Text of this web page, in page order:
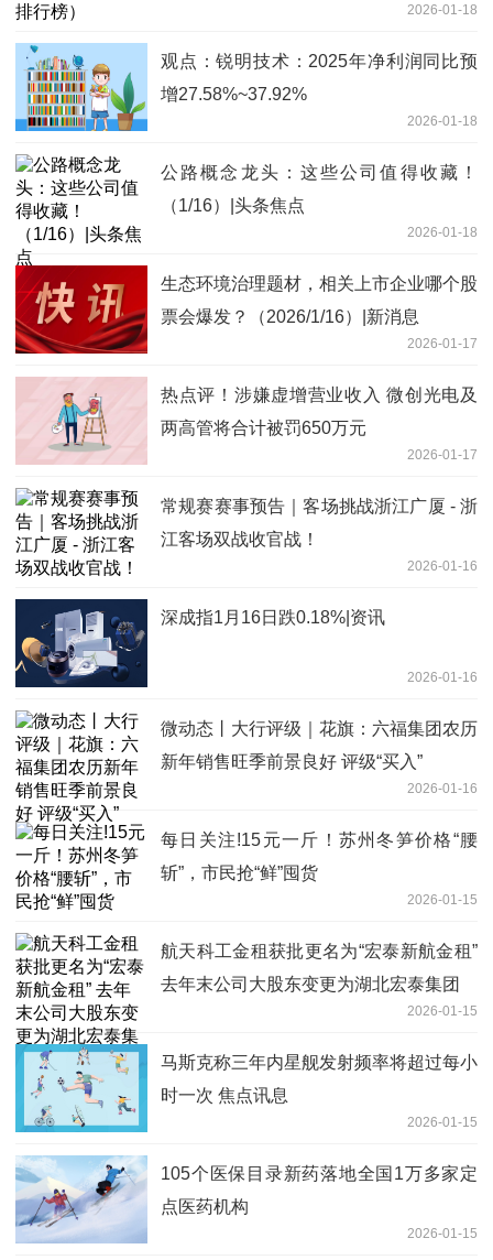
2026-01-18
观点：锐明技术：2025年净利润同比预
增27.58%~37.92%
2026-01-18
公路概念龙头：这些公司值得收藏！
（1/16）|头条焦点
2026-01-18
生态环境治理题材，相关上市企业哪个股
票会爆发？（2026/1/16）|新消息
2026-01-17
热点评！涉嫌虚增营业收入 微创光电及
两高管将合计被罚650万元
2026-01-17
常规赛赛事预告｜客场挑战浙江广厦 - 浙
江客场双战收官战！
2026-01-16
深成指1月16日跌0.18%|资讯
2026-01-16
微动态丨大行评级｜花旗：六福集团农历
新年销售旺季前景良好 评级“买入”
2026-01-16
每日关注!15元一斤！苏州冬笋价格“腰
斩”，市民抢“鲜”囤货
2026-01-15
航天科工金租获批更名为“宏泰新航金租”
去年末公司大股东变更为湖北宏泰集团
2026-01-15
马斯克称三年内星舰发射频率将超过每小
时一次 焦点讯息
2026-01-15
105个医保目录新药落地全国1万多家定
点医药机构
2026-01-15